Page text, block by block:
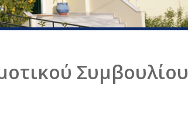
Συμβουλίου